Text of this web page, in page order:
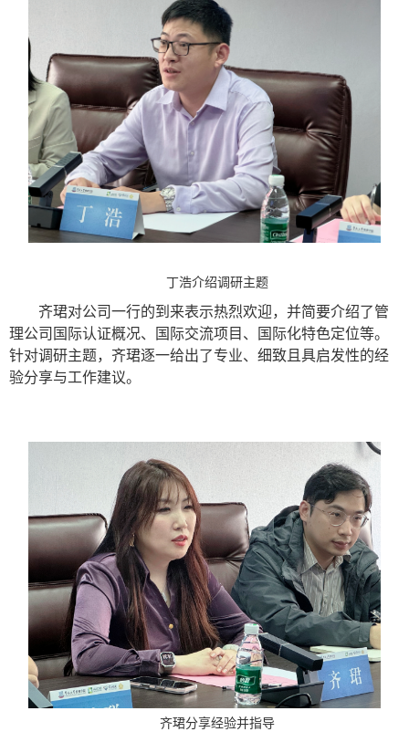
丁浩介绍调研主题
齐珺对公司一行的到来表示热烈欢迎，并简要介绍了管
理公司国际认证概况、国际交流项目、国际化特色定位等。
针对调研主题，齐珺逐一给出了专业、细致且具启发性的经
验分享与工作建议。
齐珺分享经验并指导